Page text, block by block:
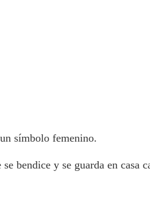
símbolo femenino.
bendice y se guarda en casa